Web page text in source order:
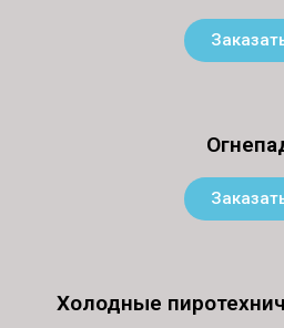
Холодные